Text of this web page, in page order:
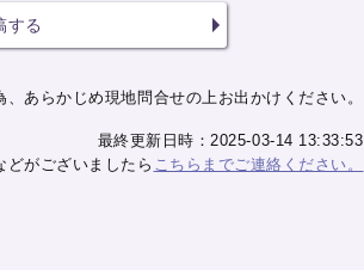
する
あらかじめ現地問合せの上お出かけください。
最終更新日時：2025-03-14 13:33:53
がございましたら こちらまでご連絡ください。